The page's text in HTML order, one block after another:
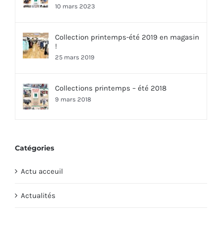
10 mars 2023
Collection printemps-été 2019 en magasin
!
25 mars 2019
Collections printemps – été 2018
9 mars 2018
Catégories
Actu acceuil
Actualités